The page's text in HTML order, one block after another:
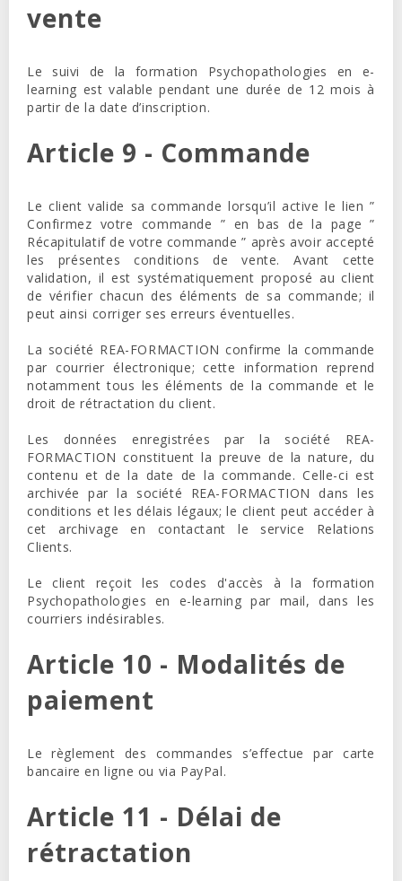
vente
Le suivi de la formation Psychopathologies en e-
learning est valable pendant une durée de 12 mois à
partir de la date d’inscription.
Article 9 - Commande
Le client valide sa commande lorsqu’il active le lien ”
Confirmez votre commande ” en bas de la page ”
Récapitulatif de votre commande” après avoir accepté
les présentes conditions de vente. Avant cette
validation, il est systématiquement proposé au client
de vérifier chacun des éléments de sa commande; il
peut ainsi corriger ses erreurs éventuelles.
La société REA-FORMACTION confirme la commande
par courrier électronique; cette information reprend
notamment tous les éléments de la commande et le
droit de rétractation du client.
Les données enregistrées par la société REA-
FORMACTION constituent la preuve de la nature, du
contenu et de la date de la commande. Celle-ci est
archivée par la société REA-FORMACTION dans les
conditions et les délais légaux; le client peut accéder à
cet archivage en contactant le service Relations
Clients.
Le client reçoit les codes d'accès à la formation
Psychopathologies en e-learning par mail, dans les
courriers indésirables.
Article 10 - Modalités de
paiement
Le règlement des commandes s’effectue par carte
bancaire en ligne ou via PayPal.
Article 11 - Délai de
rétractation